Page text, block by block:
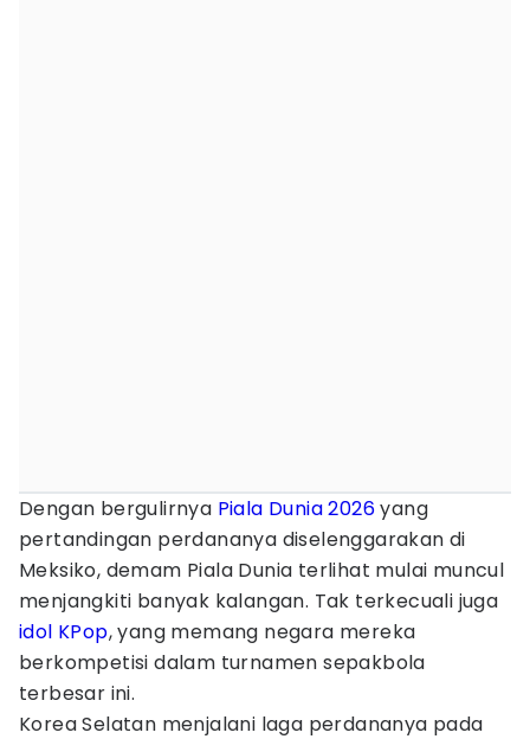
Dengan bergulirnya Piala Dunia 2026yang
pertandingan perdananya diselenggarakan di
Meksiko, demam Piala Dunia terlihat mulai muncul
menjangkiti banyak kalangan. Tak terkecuali juga
idol KPop, yang memang negara mereka
berkompetisi dalam turnamen sepakbola
terbesar ini.
Korea Selatan menjalani laga perdananya pada